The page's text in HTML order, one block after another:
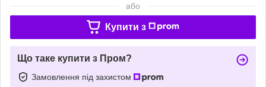
або
Купити з
Що таке купити з Пром?
Замовлення під захистом